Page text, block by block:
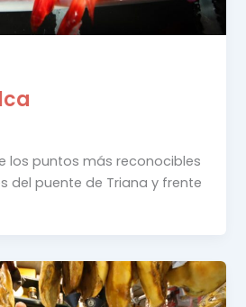
los puntos más reconocibles
del puente de Triana y frente